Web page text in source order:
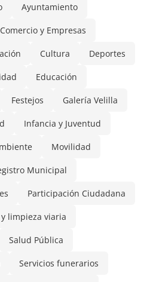
Ayuntamiento
Comercio y Empresas
Cultura Deportes
Educación
Festejos Galería Velilla
Infancia y Juventud
Movilidad
Municipal
Participación Ciudadana
limpieza viaria
Salud Pública
Servicios funerarios